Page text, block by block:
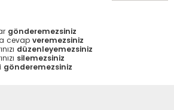
gönderemezsiniz
cevap veremezsiniz
düzenleyemezsiniz
silemezsiniz
gönderemezsiniz